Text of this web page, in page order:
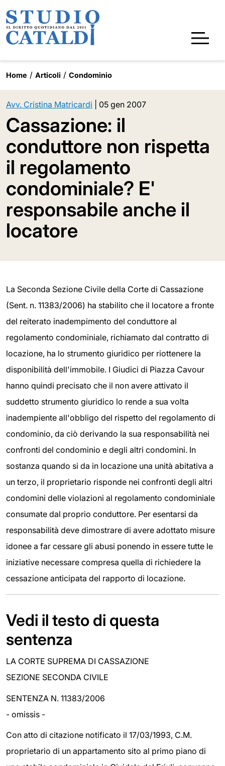
Home Articoli Condominio
Avv. Cristina Matricardi 05 gen 2007
Cassazione: il
conduttore non rispetta
il regolamento
condominiale? E'
responsabile anche il
locatore
La Seconda Sezione Civile della Corte di Cassazione
(Sent. n. 11383/2006) ha stabilito che il locatore a fronte
del reiterato inadempimento del conduttore al
regolamento condominiale, richiamato dal contratto di
locazione, ha lo strumento giuridico per riottenere la
disponibilità dell'immobile. I Giudici di Piazza Cavour
hanno quindi precisato che il non avere attivato il
suddetto strumento giuridico lo rende a sua volta
inadempiente all'obbligo del rispetto del regolamento di
condominio, da ciò derivando la sua responsabilità nei
confronti del condominio e degli altri condomini. In
sostanza quando si da in locazione una unità abitativa a
un terzo, il proprietario risponde nei confronti degli altri
condomini delle violazioni al regolamento condominiale
consumate dal proprio conduttore. Per esentarsi da
responsabilità deve dimostrare di avere adottato misure
idonee a far cessare gli abusi ponendo in essere tutte le
iniziative necessare compresa quella di richiedere la
cessazione anticipata del rapporto di locazione.
Vedi il testo di questa
sentenza
LA CORTE SUPREMA DI CASSAZIONE
SEZIONE SECONDA CIVILE
SENTENZA N. 11383/2006
- omissis -
Con atto di citazione notificato il 17/03/1993, C.M.
proprietario di un appartamento sito al primo piano di